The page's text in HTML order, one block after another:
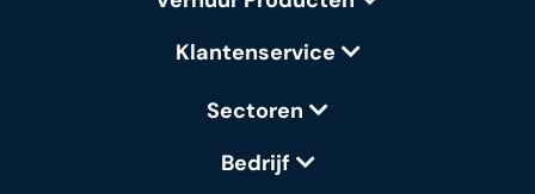
Klantenservice
Sectoren
Bedrijf